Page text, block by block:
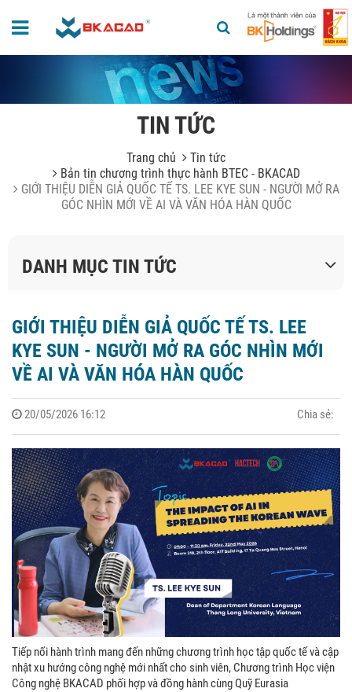
TIN TỨC
Trang chủ
Tin tức
Bản tin chương trình thực hành BTEC - BKACAD
GIỚI THIỆU DIỄN GIẢ QUỐC TẾ TS. LEE KYE SUN - NGƯỜI MỞ RA
GÓC NHÌN MỚI VỀ AI VÀ VĂN HÓA HÀN QUỐC
DANH MỤC TIN TỨC
GIỚI THIỆU DIỄN GIẢ QUỐC TẾ TS. LEE
KYE SUN - NGƯỜI MỞ RA GÓC NHÌN MỚI
VỀ AI VÀ VĂN HÓA HÀN QUỐC
20/05/2026 16:12 Chia sẻ:
Tiếp nối hành trình mang đến những chương trình học tập quốc tế và cập
nhật xu hướng công nghệ mới nhất cho sinh viên, Chương trình Học viện
Công nghệ BKACAD phối hợp và đồng hành cùng Quỹ Eurasia